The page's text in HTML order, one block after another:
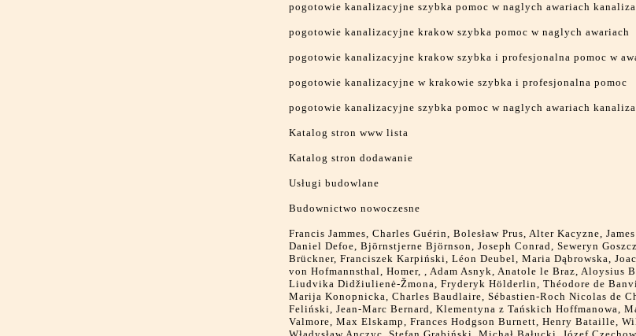
pogotowie kanalizacyjne szybka pomoc w naglych awariach
pogotowie kanalizacyjne krakow szybka pomoc w naglych awariach
pogotowie kanalizacyjne krakow szybka i profesjonalna pomoc w
pogotowie kanalizacyjne w krakowie szybka i profesjonalna pomoc
pogotowie kanalizacyjne szybka pomoc w naglych awariach
Katalog stron www lista
Katalog stron dodawanie
Usługi budowlane
Budownictwo nowoczesne
Francis Jammes, Charles Guérin, Bolesław Prus, Alter Kacyzne,
Daniel Defoe, Björnstjerne Björnson, Joseph Conrad, Seweryn
Brückner, Franciszek Karpiński, Léon Deubel, Maria Dąbrowska,
von Hofmannsthal, Homer, , Adam Asnyk, Anatole le Braz, Aloysius
Liudvika Didžiulienė-Žmona, Fryderyk Hölderlin, Théodore de
Marija Konopnicka, Charles Baudlaire, Sébastien-Roch Nicolas de
Feliński, Jean-Marc Bernard, Klementyna z Tańskich Hoffmanowa,
Valmore, Max Elskamp, Frances Hodgson Burnett, Henry Bataille,